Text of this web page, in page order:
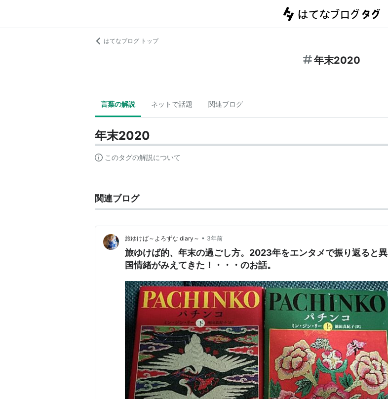
はてなブログ トップ
年末2020
言葉の解説 ネットで話題 関連ブログ
年末2020
このタグの解説について
関連ブログ
旅ゆけば～よろずな diary～ • 3年前
旅ゆけば的、年末の過ごし方。2023年をエンタメで振り返ると異
国情緒がみえてきた！・・・のお話。